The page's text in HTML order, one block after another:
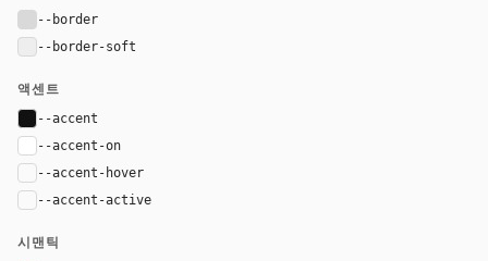
--border
--border-soft
액센트
--accent
--accent-on
--accent-hover
--accent-active
시맨틱